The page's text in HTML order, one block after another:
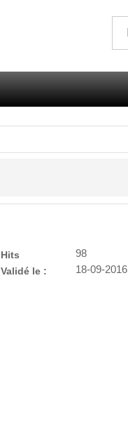
Hits
98
Validé le :
18-09-2016